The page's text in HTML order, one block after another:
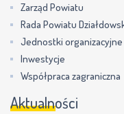
Zarząd Powiatu
Rada Powiatu
Jednostki organizacyjne
Inwestycje
Współpraca zagraniczna
Aktualności